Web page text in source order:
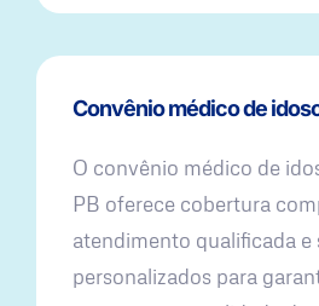
Convênio médico de
O convênio médico de
PB oferece cobertura
atendimento qualificada e
personalizados para